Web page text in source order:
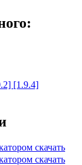
[1.9.4]
скачать
скачать